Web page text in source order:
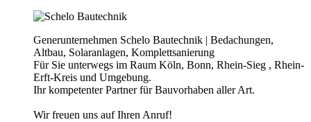
Generunternehmen Schelo Bautechnik | Bedachungen,
Altbau, Solaranlagen, Komplettsanierung
Für Sie unterwegs im Raum Köln, Bonn, Rhein-Sieg , Rhein-
Erft-Kreis und Umgebung.
Ihr kompetenter Partner für Bauvorhaben aller Art.
Wir freuen uns auf Ihren Anruf!